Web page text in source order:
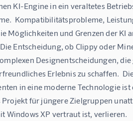
KI-Engine in ein veraltetes
Kompatibilitätsprobleme,
Möglichkeiten und Grenzen der KI
Entscheidung, ob Clippy oder
Designentscheidungen,
Erlebnis zu schaffen.
in eine moderne Technologie
für jüngere Zielgruppen
Windows XP vertraut ist, verlieren.